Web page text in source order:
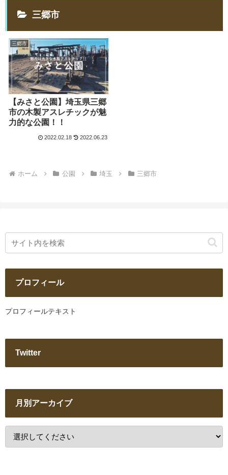
三郷市
三郷市
【みさと公園】埼玉県三郷
市の木製アスレチックが魅
力的な公園！！
2022.02.18 2022.06.23
ホーム 公園 埼玉 三郷市
プロフィール
プロフィールテキスト
Twitter
月別アーカイブ